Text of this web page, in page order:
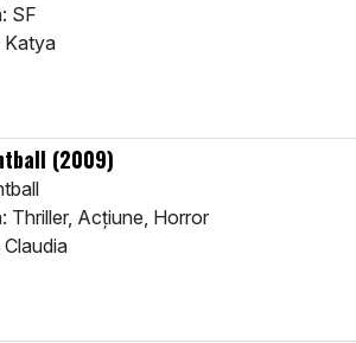
SF
Katya
(2009)
Thriller, Acţiune, Horror
Claudia